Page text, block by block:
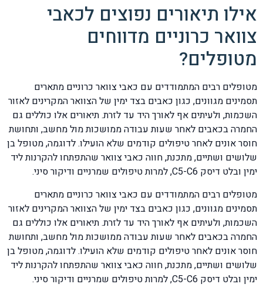
אילו תיאורים נפוצים לכאבי
צוואר כרוניים מדווחים
מטופלים?
מטופלים רבים המתמודדים עם כאבי צוואר כרוניים מתארים
תסמינים מגוונים, כגון כאבים בצד ימין של הצוואר המקרינים לאזור
השכמות, ולעיתים אף לאורך היד עד לזרת. תיאורים אלו כוללים גם
החמרה בכאבים לאחר שעות עבודה ממושכות מול מחשב, ותחושת
חוסר אונים לאחר טיפולים קודמים שלא הועילו. לדוגמה, מטופל בן
שלושים ושתיים, מתכנת, חווה כאבי צוואר שהתפתחו להקרנות ליד
ימין ובלט דיסק C5-C6, למרות טיפולים שמרניים ודיקור סיני.
מטופלים רבים המתמודדים עם כאבי צוואר כרוניים מתארים
תסמינים מגוונים, כגון כאבים בצד ימין של הצוואר המקרינים לאזור
השכמות, ולעיתים אף לאורך היד עד לזרת. תיאורים אלו כוללים גם
החמרה בכאבים לאחר שעות עבודה ממושכות מול מחשב, ותחושת
חוסר אונים לאחר טיפולים קודמים שלא הועילו. לדוגמה, מטופל בן
שלושים ושתיים, מתכנת, חווה כאבי צוואר שהתפתחו להקרנות ליד
ימין ובלט דיסק C5-C6, למרות טיפולים שמרניים ודיקור סיני.